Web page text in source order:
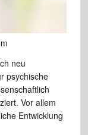
neu
psychische
Vor allem
Entwicklung